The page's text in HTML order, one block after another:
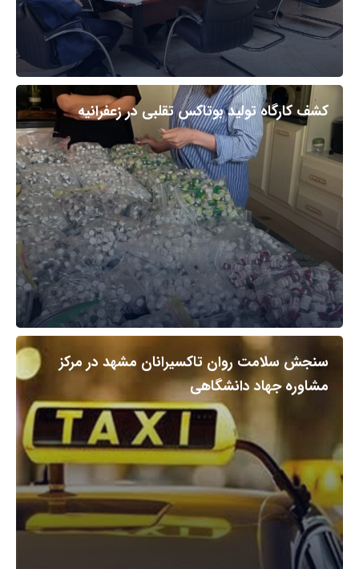
کشف کارگاه تولید بوتاکس تقلبی در زعفرانیه
سنجش سلامت روان تاکسیرانان مشهد در مرکز
مشاوره جهاد دانشگاهی